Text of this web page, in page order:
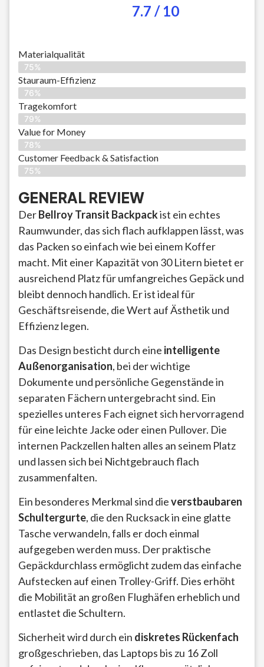
7.7 / 10
Materialqualität
75%
Stauraum-Effizienz
76%
Tragekomfort
79%
Value for Money
78%
Customer Feedback & Satisfaction​
75%
GENERAL REVIEW
DerBellroy Transit Backpackist ein echtes
Raumwunder, das sich flach aufklappen lässt, was
das Packen so einfach wie bei einem Koffer
macht. Mit einer Kapazität von 30 Litern bietet er
ausreichend Platz für umfangreiches Gepäck und
bleibt dennoch handlich. Er ist ideal für
Geschäftsreisende, die Wert auf Ästhetik und
Effizienz legen.
Das Design besticht durch eine intelligente
Außenorganisation, bei der wichtige
Dokumente und persönliche Gegenstände in
separaten Fächern untergebracht sind. Ein
spezielles unteres Fach eignet sich hervorragend
für eine leichte Jacke oder einen Pullover. Die
internen Packzellen halten alles an seinem Platz
und lassen sich bei Nichtgebrauch flach
zusammenfalten.
Ein besonderes Merkmal sind dieverstbaubaren
Schultergurte, die den Rucksack in eine glatte
Tasche verwandeln, falls er doch einmal
aufgegeben werden muss. Der praktische
Gepäckdurchlass ermöglicht zudem das einfache
Aufstecken auf einen Trolley-Griff. Dies erhöht
die Mobilität an großen Flughäfen erheblich und
entlastet die Schultern.
Sicherheit wird durch ein diskretes Rückenfach
großgeschrieben, das Laptops bis zu 16 Zoll